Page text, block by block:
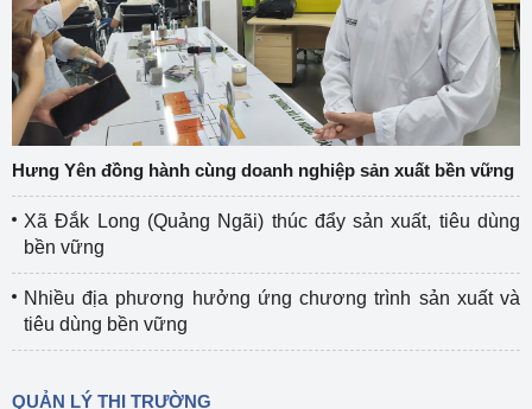
Hưng Yên đồng hành cùng doanh nghiệp sản xuất bền vững
Xã Đắk Long (Quảng Ngãi) thúc đẩy sản xuất, tiêu dùng
bền vững
Nhiều địa phương hưởng ứng chương trình sản xuất và
tiêu dùng bền vững
QUẢN LÝ THỊ TRƯỜNG